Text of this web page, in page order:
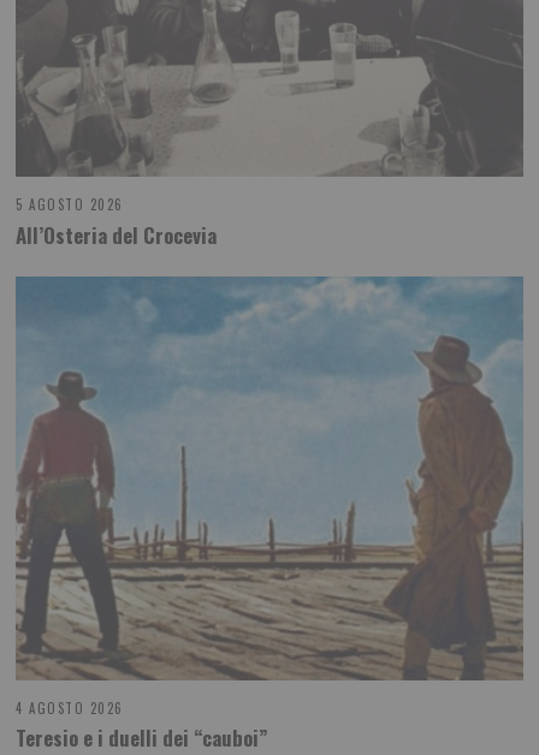
5 AGOSTO 2026
All’Osteria del Crocevia
4 AGOSTO 2026
Teresio e i duelli dei “cauboi”